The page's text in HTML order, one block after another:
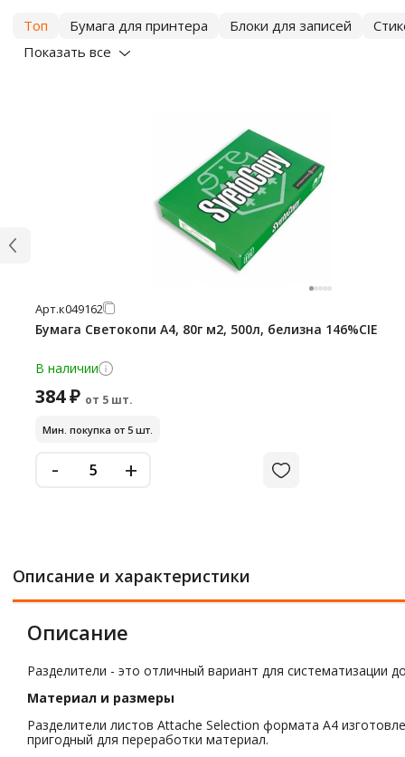
Топ Бумага для принтера Блоки для записей
Показать все
Арт.к049162
Бумага Светокопи А4, 80г м2, 500л, белизна 146%CIE
В наличии
384 ₽ от 5 шт.
Мин. покупка от 5 шт.
- +
Описание и характеристики
Описание
Разделители - это отличный вариант для
Материал и размеры
Разделители листов Attache Selection формата А4
пригодный для переработки материал.